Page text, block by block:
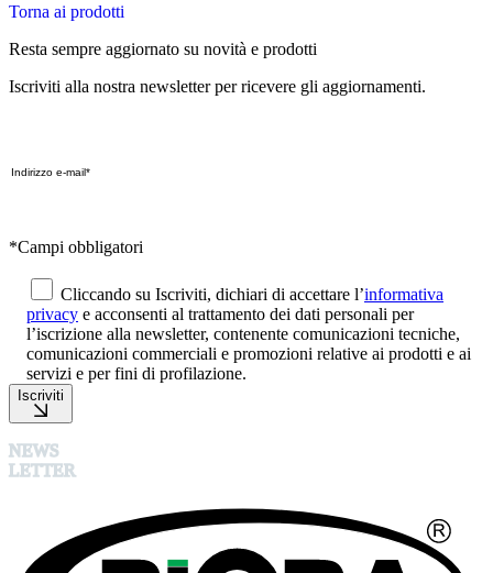
Torna ai prodotti
Resta sempre aggiornato su novità e prodotti
Iscriviti alla nostra newsletter per ricevere gli aggiornamenti.
*Campi obbligatori
Cliccando su Iscriviti, dichiari di accettare l’informativa
privacy e acconsenti al trattamento dei dati personali per
l’iscrizione alla newsletter, contenente comunicazioni tecniche,
comunicazioni commerciali e promozioni relative ai prodotti e ai
servizi e per fini di profilazione.
Iscriviti
NEWS
LETTER